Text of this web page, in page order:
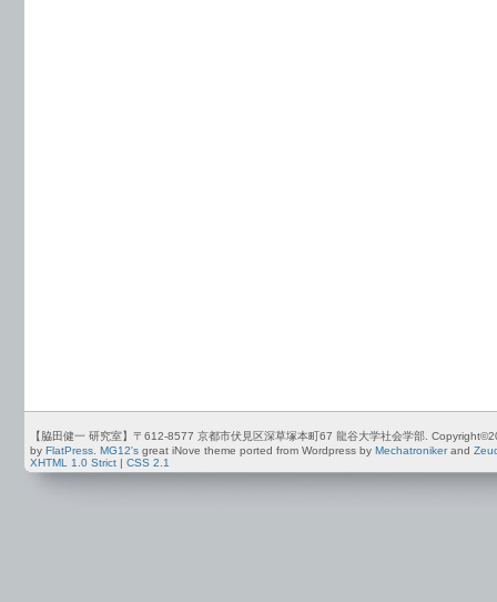
【脇田健一 研究室】〒612-8577 京都市伏見区深草塚本町67 龍谷大学社会学部.
by FlatPress. MG12's great iNove theme ported from Wordpress by Mechatronikerand
XHTML 1.0 Strict
CSS 2.1